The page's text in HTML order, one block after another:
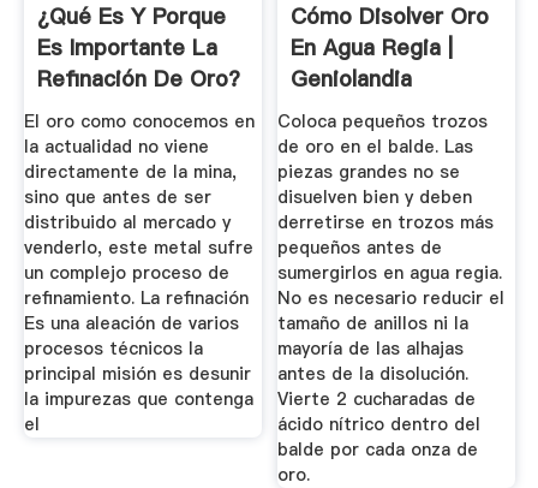
¿Qué Es Y Porque
Es Importante La
Refinación De Oro?
El oro como conocemos en
la actualidad no viene
directamente de la mina,
sino que antes de ser
distribuido al mercado y
venderlo, este metal sufre
un complejo proceso de
refinamiento. La refinación
Es una aleación de varios
procesos técnicos la
principal misión es desunir
la impurezas que contenga
el
Cómo Disolver Oro
En Agua Regia |
Geniolandia
Coloca pequeños trozos
de oro en el balde. Las
piezas grandes no se
disuelven bien y deben
derretirse en trozos más
pequeños antes de
sumergirlos en agua regia.
No es necesario reducir el
tamaño de anillos ni la
mayoría de las alhajas
antes de la disolución.
Vierte 2 cucharadas de
ácido nítrico dentro del
balde por cada onza de
oro.